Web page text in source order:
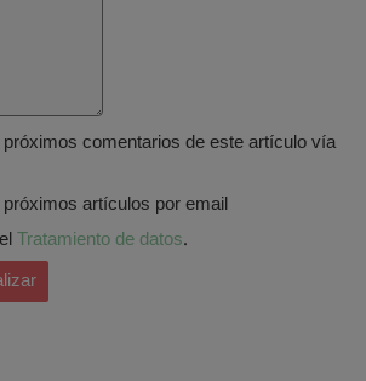
comentarios de este artículo vía
artículos por email
Tratamiento de datos.